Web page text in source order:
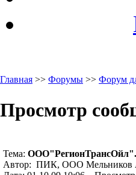
Главная >> Форумы >> Форум
Просмотр
Тема: ООО"РегионТрансОйл".
Автор: ПИК, ООО Мельников